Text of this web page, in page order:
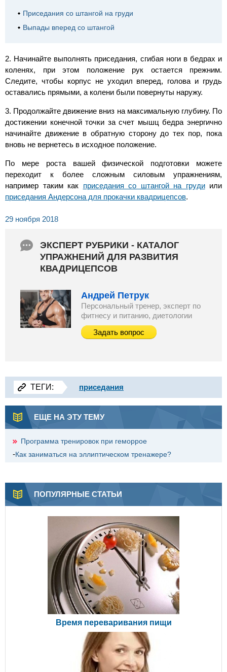
Приседания со штангой на груди
Выпады вперед со штангой
2. Начинайте выполнять приседания, сгибая ноги в бедрах и
коленях, при этом положение рук остается прежним.
Следите, чтобы корпус не уходил вперед, голова и грудь
оставались прямыми, а колени были повернуты наружу.
3. Продолжайте движение вниз на максимальную глубину. По
достижении конечной точки за счет мышц бедра энергично
начинайте движение в обратную сторону до тех пор, пока
вновь не вернетесь в исходное положение.
По мере роста вашей физической подготовки можете
переходит к более сложным силовым упражнениям,
например таким как приседания со штангой на грудиили
приседания Андерсона для прокачки квадрицепсов.
29 ноября 2018
ЭКСПЕРТ РУБРИКИ - КАТАЛОГ
УПРАЖНЕНИЙ ДЛЯ РАЗВИТИЯ
КВАДРИЦЕПСОВ
Андрей Петрук
Персональный тренер, эксперт по
фитнесу и питанию, диетологии
Задать вопрос
ТЕГИ: приседания
ЕЩЕ НА ЭТУ ТЕМУ
Программа тренировок при геморрое
-Как заниматься на эллиптическом тренажере?
ПОПУЛЯРНЫЕ СТАТЬИ
Время переваривания пищи